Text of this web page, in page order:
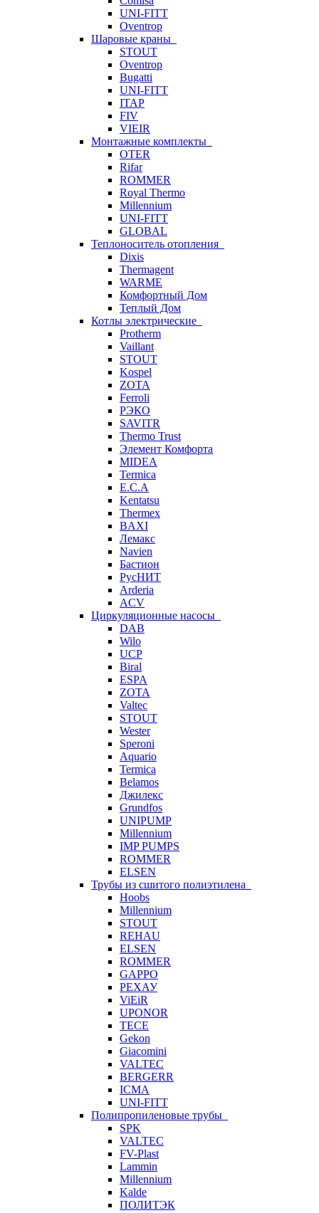
UNI-FITT
Oventrop
Шаровые краны
STOUT
Oventrop
Bugatti
UNI-FITT
ITAP
FIV
VIEIR
Монтажные комплекты
OTER
Rifar
ROMMER
Royal Thermo
Millennium
UNI-FITT
GLOBAL
Теплоноситель отопления
Dixis
Thermagent
WARME
Комфортный Дом
Теплый Дом
Котлы электрические
Protherm
Vaillant
STOUT
Kospel
ZOTA
Ferroli
РЭКО
SAVITR
Thermo Trust
Элемент Комфорта
MIDEA
Termica
E.C.A
Kentatsu
Thermex
BAXI
Лемакс
Navien
Бастион
РусНИТ
Arderia
ACV
Циркуляционные насосы
DAB
Wilo
UCP
Biral
ESPA
ZOTA
Valtec
STOUT
Wester
Speroni
Aquario
Termica
Belamos
Джилекс
Grundfos
UNIPUMP
Millennium
IMP PUMPS
ROMMER
ELSEN
Трубы из сшитого полиэтилена
Hoobs
Millennium
STOUT
REHAU
ELSEN
ROMMER
GAPPO
РЕХАУ
ViEiR
UPONOR
TECE
Gekon
Giacomini
VALTEC
BERGERR
ICMA
UNI-FITT
Полипропиленовые трубы
SPK
VALTEC
FV-Plast
Lammin
Millennium
Kalde
ПОЛИТЭК